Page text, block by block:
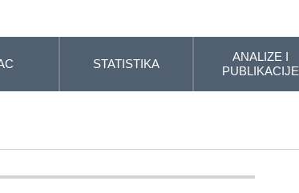
STATISTIKA
ANALIZE I
PUBLIKACIJE